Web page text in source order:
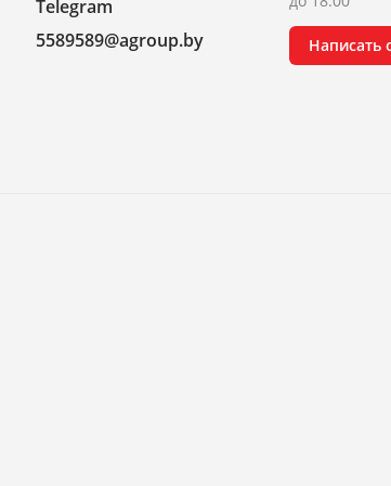
Telegram
5589589@agroup.by
Написать